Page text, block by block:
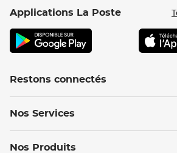
Applications La Poste
Restons connectés
Nos Services
Nos Produits